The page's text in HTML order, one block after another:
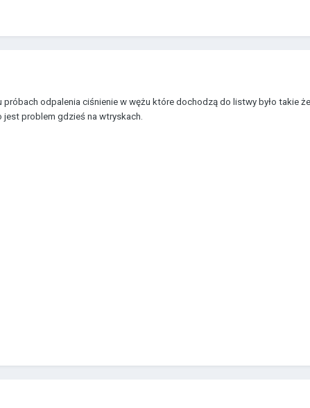
odpalenia ciśnienie w wężu które dochodzą do listwy było takie
jest problem gdzieś na wtryskach.